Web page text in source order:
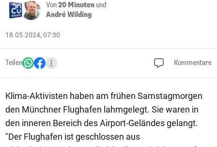
Von20 Minuten und
André Wilding
18.05.2024, 07:30
Teilen Kommentare
Klima-Aktivisten haben am frühen Samstagmorgen
den Münchner Flughafen lahmgelegt. Sie waren in
den inneren Bereich des Airport-Geländes gelangt.
"Der Flughafen ist geschlossen aus